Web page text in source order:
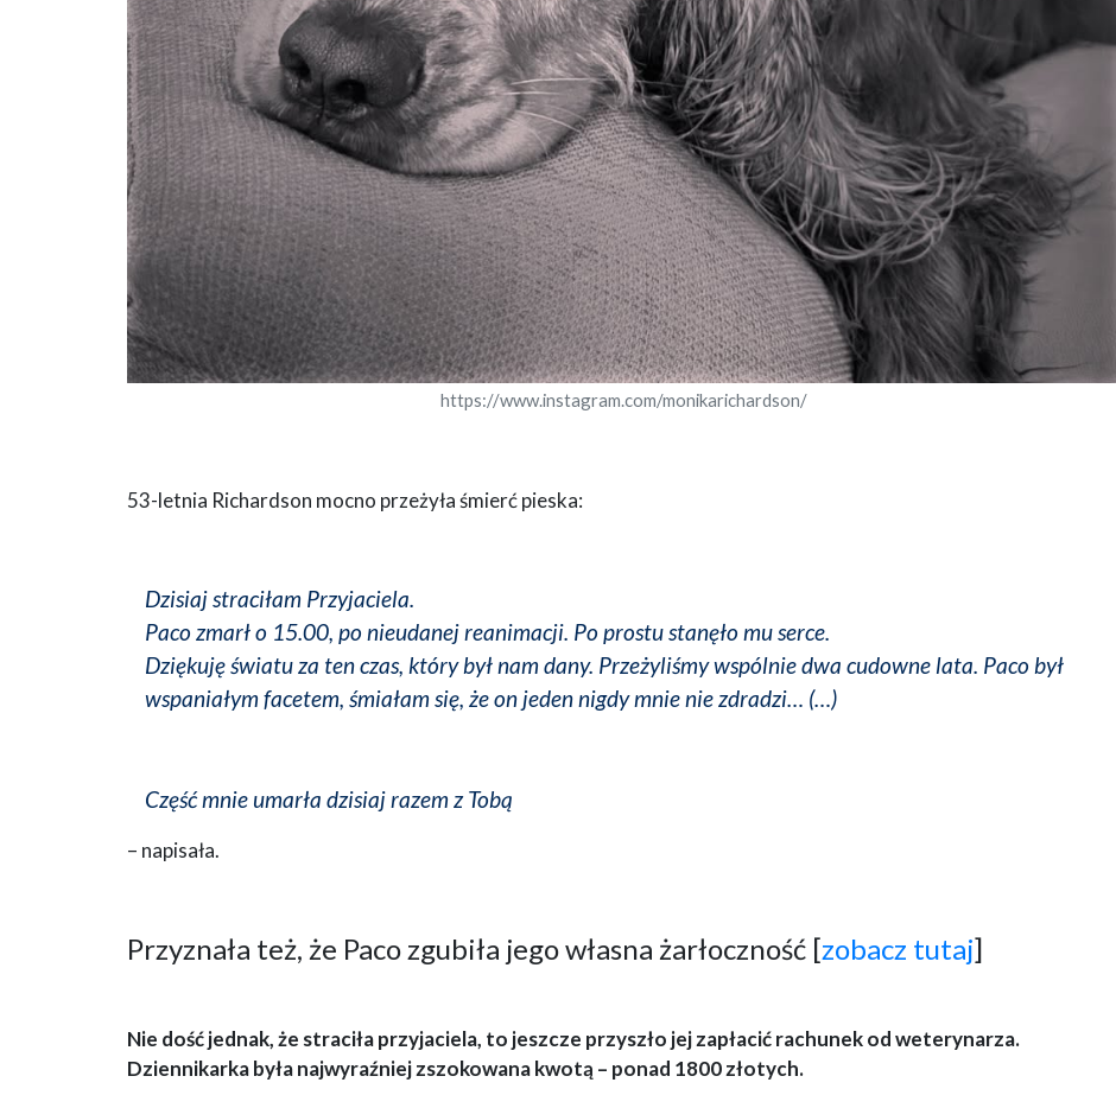
https://www.instagram.com/monikarichardson/
53-letnia Richardson mocno przeżyła śmierć pieska:
Dzisiaj straciłam Przyjaciela.
Paco zmarł o 15.00, po nieudanej reanimacji. Po prostu stanęło mu serce.
Dziękuję światu za ten czas, który był nam dany. Przeżyliśmy wspólnie dwa cudowne lata. Paco był
wspaniałym facetem, śmiałam się, że on jeden nigdy mnie nie zdradzi… (…)
Część mnie umarła dzisiaj razem z Tobą
– napisała.
Przyznała też, że Paco zgubiła jego własna żarłoczność [zobacz tutaj]
Nie dość jednak, że straciła przyjaciela, to jeszcze przyszło jej zapłacić rachunek od weterynarza.
Dziennikarka była najwyraźniej zszokowana kwotą – ponad 1800 złotych.